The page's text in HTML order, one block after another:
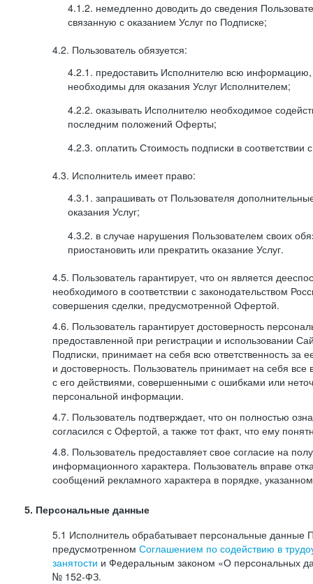
4.1.2. немедленно доводить до сведения
связанную с оказанием Услуг по Подписке;
4.2. Пользователь обязуется:
4.2.1. предоставить Исполнителю всю
необходимы для оказания Услуг Исполнителем;
4.2.2. оказывать Исполнителю необходимое
последним положений Оферты;
4.2.3. оплатить Стоимость подписки в
4.3. Исполнитель имеет право:
4.3.1. запрашивать от Пользователя
оказания Услуг;
4.3.2. в случае нарушения Пользователем своих
приостановить или прекратить оказание Услуг.
4.5. Пользователь гарантирует, что он является
необходимого в соответствии с законодательством
совершения сделки, предусмотренной Офертой.
4.6. Пользователь гарантирует достоверность
предоставленной при регистрации и использовании
Подписки, принимает на себя всю ответственность за
и достоверность. Пользователь принимает на себя
с его действиями, совершенными с ошибками или
персональной информации.
4.7. Пользователь подтверждает, что он полностью
согласился с Офертой, а также тот факт, что ему
4.8. Пользователь предоставляет свое согласие на
информационного характера. Пользователь вправе
сообщений рекламного характера в порядке,
5. Персональные данные
5.1 Исполнитель обрабатывает персональные данные
предусмотренном Соглашением по содействию в
занятости и Федеральным законом «О персональных
№ 152-ФЗ.